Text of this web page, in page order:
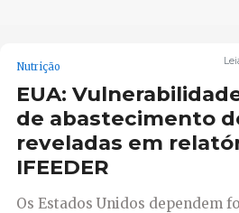
Nutrição
EUA:
de abastecimento
reveladas em
IFEEDER
Os Estados Unidos dependem